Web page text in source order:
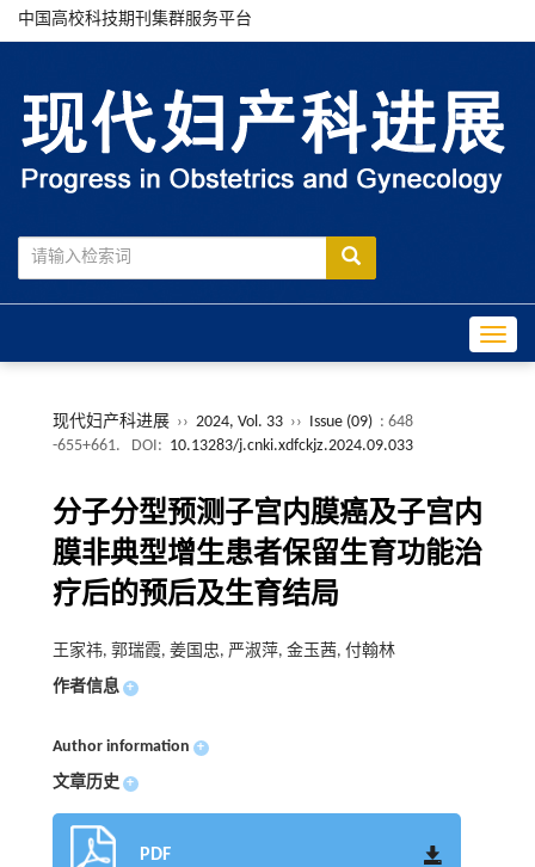
中国高校科技期刊集群服务平台
现代妇产科进展 ›› 2024, Vol. 33 ›› Issue (09) : 648
-655+661.
DOI: 10.13283/j.cnki.xdfckjz.2024.09.033
分子分型预测子宫内膜癌及子宫内
膜非典型增生患者保留生育功能治
疗后的预后及生育结局
王家祎, 郭瑞霞, 姜国忠, 严淑萍, 金玉茜, 付翰林
作者信息 +
Author information +
文章历史 +
PDF